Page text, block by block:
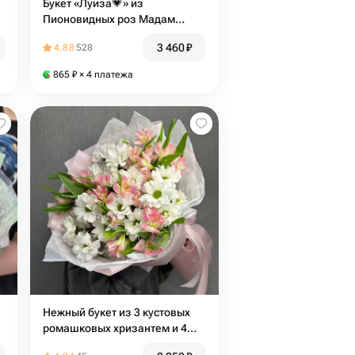
Букет «Луиза💗» из
Пионовидных роз Мадам
4.88528 3 460₽
865 ₽ × 4 платежа
Нежный букет из 3 кустовых
ромашковых хризантем и 4